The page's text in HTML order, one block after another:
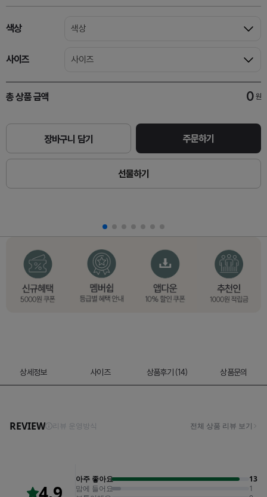
색상 색상
사이즈 사이즈
총 상품 금액 0 원
장바구니 담기 주문하기
선물하기
상세정보 사이즈 상품후기 (14) 상품문의